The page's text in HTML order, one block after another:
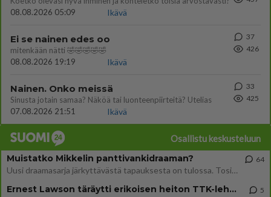
08.08.2026 05:09
Ikävä
Ei se nainen edes oo
mitenkään nätti 🤣🤣🤣🤣🤣
08.08.2026 19:19
Ikävä
37
426
Nainen. Onko meissä
Sinusta jotain samaa? Näköä tai luonteenpiirteitä? Utelias
07.08.2026 21:51
Ikävä
33
425
Osallistu keskusteluun
Muistatko Mikkelin panttivankidraaman?
Uusi draamasarja järkyttävästä tapauksesta on tulossa. Tositapahtumiin perustuva sarja ammentaa vuoden 1986 Mikkelin pan
64
Ernest Lawson täräytti erikoisen heiton TTK-lehdistötilaisuudessa: " Onko tässä tarkoituksena...?" 5